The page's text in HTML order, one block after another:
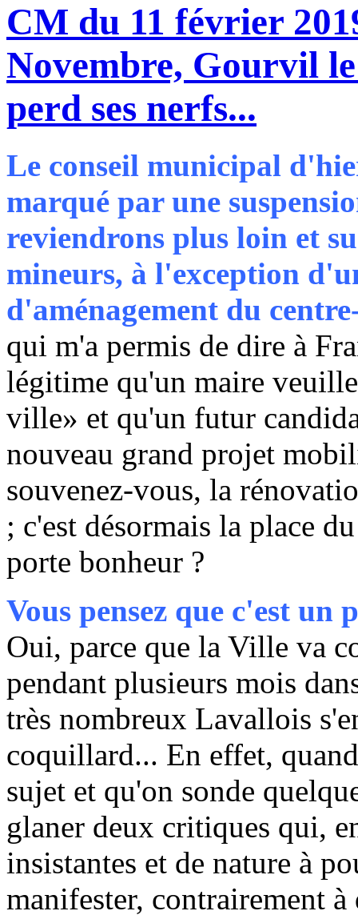
CM du 11 février
Novembre, Gourvil
perd ses nerfs...
Le conseil municipal
marqué par une
reviendrons plus loin et
mineurs, à l'exception
d'aménagement du
qui m'a permis de dire à
légitime qu'un maire
ville» et qu'un futur
nouveau grand projet
souvenez-vous, la
; c'est désormais la place
porte bonheur ?
Vous pensez que c'est
Oui, parce que la Ville va
pendant plusieurs mois
très nombreux Lavallois
coquillard... En effet,
sujet et qu'on sonde
glaner deux critiques qui,
insistantes et de nature à
manifester, contrairement à